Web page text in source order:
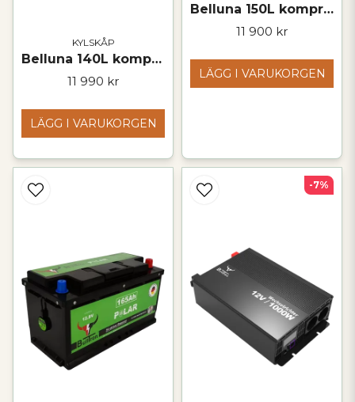
KYLSKÅP
Belluna 140L kompressorkylskåp med frys 12 V / 24 V
11 990 kr
LÄGG I VARUKORGEN
Belluna 150L kompressorkylskåp med frys – 12 V / 24 V
11 900 kr
LÄGG I VARUKORGEN
-7%